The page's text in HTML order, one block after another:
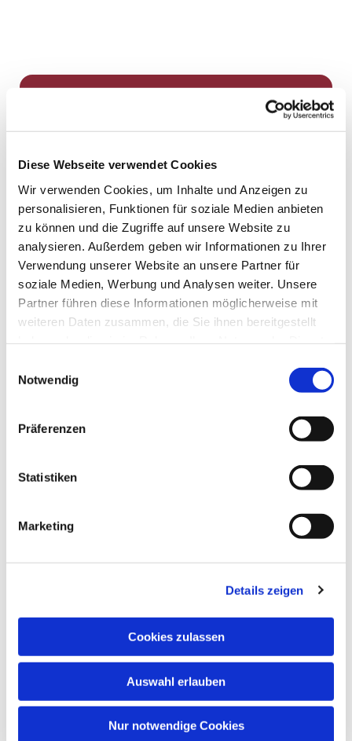
Diese Webseite verwendet Cookies
Wir verwenden Cookies, um Inhalte und Anzeigen zu
personalisieren, Funktionen für soziale Medien anbieten
zu können und die Zugriffe auf unsere Website zu
analysieren. Außerdem geben wir Informationen zu Ihrer
Verwendung unserer Website an unsere Partner für
soziale Medien, Werbung und Analysen weiter. Unsere
Partner führen diese Informationen möglicherweise mit
weiteren Daten zusammen, die Sie ihnen bereitgestellt
Notwendig
Präferenzen
Statistiken
Marketing
Details zeigen
Cookies zulassen
Auswahl erlauben
Nur notwendige Cookies
Dies könnte Sie auch
Gottesdienste
Veranstaltungen & Angebote
Kindertagesstätte St. Andreas